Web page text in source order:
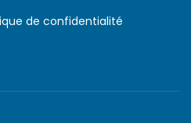
de confidentialité